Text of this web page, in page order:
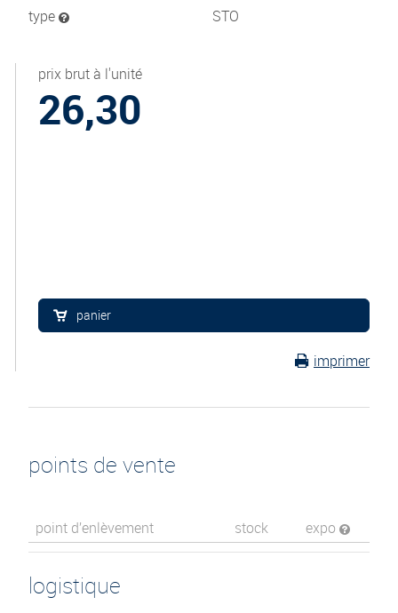
type
STO
prix brut à l'unité
26,30
panier
imprimer
points de vente
point d’enlèvement stock expo
logistique